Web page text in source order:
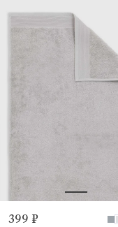
399 ₽